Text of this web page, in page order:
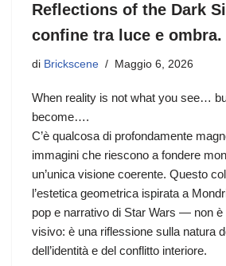
Reflections of the Dark
confine tra luce e ombra.
di Brickscene Maggio 6, 2026
When reality is not what you see…
become….
C’è qualcosa di profondamente
immagini che riescono a fondere
un’unica visione coerente. Questo
l’estetica geometrica ispirata a
pop e narrativo di Star Wars — non
visivo: è una riflessione sulla natura
dell’identità e del conflitto interiore.